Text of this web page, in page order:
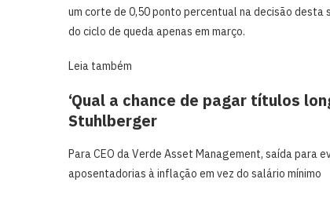
um corte de 0,50 ponto percentual na decisão
do ciclo de queda apenas em março.
Leia também
‘Qual a chance de pagar títulos
Stuhlberger
Para CEO da Verde Asset Management, saída para
aposentadorias à inflação em vez do salário mínimo